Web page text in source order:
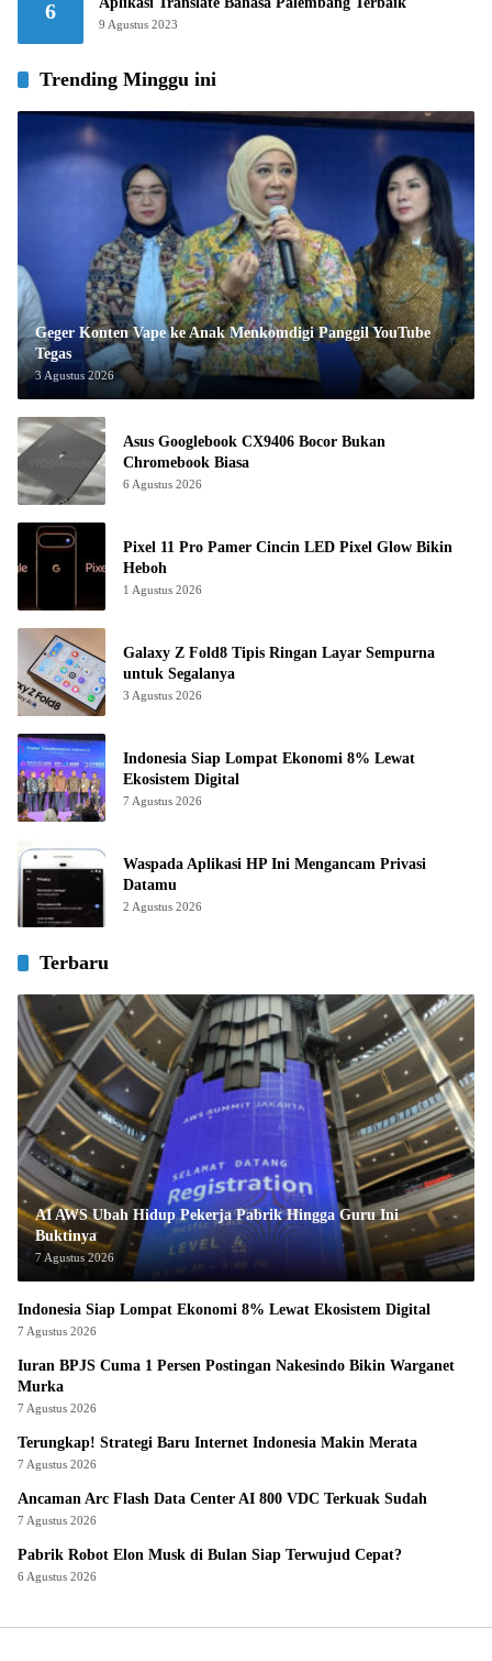
6
9 Agustus 2023
Trending Minggu ini
Geger Konten Vape ke Anak Menkomdigi Panggil YouTube
Tegas
3 Agustus 2026
Asus Googlebook CX9406 Bocor Bukan
Chromebook Biasa
6 Agustus 2026
Pixel 11 Pro Pamer Cincin LED Pixel Glow Bikin
Heboh
1 Agustus 2026
Galaxy Z Fold8 Tipis Ringan Layar Sempurna
untuk Segalanya
3 Agustus 2026
Indonesia Siap Lompat Ekonomi 8% Lewat
Ekosistem Digital
7 Agustus 2026
Waspada Aplikasi HP Ini Mengancam Privasi
Datamu
2 Agustus 2026
Terbaru
AI AWS Ubah Hidup Pekerja Pabrik Hingga Guru Ini
Buktinya
7 Agustus 2026
Indonesia Siap Lompat Ekonomi 8% Lewat Ekosistem Digital
7 Agustus 2026
Iuran BPJS Cuma 1 Persen Postingan Nakesindo Bikin Warganet
Murka
7 Agustus 2026
Terungkap! Strategi Baru Internet Indonesia Makin Merata
7 Agustus 2026
Ancaman Arc Flash Data Center AI 800 VDC Terkuak Sudah
7 Agustus 2026
Pabrik Robot Elon Musk di Bulan Siap Terwujud Cepat?
6 Agustus 2026